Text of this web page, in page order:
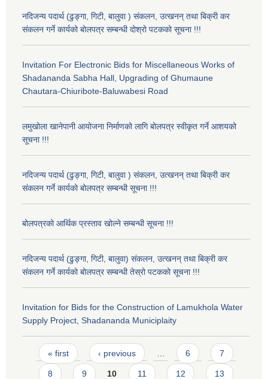
नदिजन्य पदार्थ (ढुङ्गा, गिटी, बालुवा ) संकलन, उत्खनन् तथा बिक्री कर
संकलन गर्ने कार्यको बोलपत्र सम्बन्धी दोश्रो पटकको सूचना !!!
Invitation For Electronic Bids for Miscellaneous Works of
Shadananda Sabha Hall, Upgrading of Ghumaune
Chautara-Chiuribote-Baluwabesi Road
लमुखोला खानेपानी आयोजना निर्माणको लागि बोलपत्र स्वीकृत गर्ने आशयको
सूचना !!!
नदिजन्य पदार्थ (ढुङ्गा, गिटी, बालुवा ) संकलन, उत्खनन् तथा बिक्री कर
संकलन गर्ने कार्यको बोलपत्र सम्बन्धी सूचना !!!
बोलपत्रको आर्थिक प्रस्ताव खोल्ने सम्बन्धी सूचना !!!
नदिजन्य पदार्थ (ढुङ्गा, गिटी, बालुवा) संकलन, उत्खनन् तथा बिक्री कर
संकलन गर्ने कार्यको बोलपत्र सम्बन्धी तेस्रो पटकको सूचना !!!
Invitation for Bids for the Construction of Lamukhola Water
Supply Project, Shadananda Municiplaity
Pages
« first ‹ previous 6 7
8 9 10 11 12 13